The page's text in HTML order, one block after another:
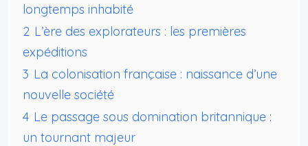
longtemps inhabité
2 L’ère des explorateurs : les premières
expéditions
3 La colonisation française : naissance d’une
nouvelle société
4 Le passage sous domination britannique :
un tournant majeur